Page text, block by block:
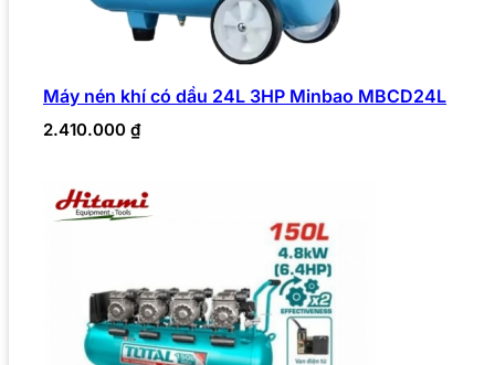
Máy nén khí có dầu 24L 3HP Minbao MBCD24L
2.410.000 ₫